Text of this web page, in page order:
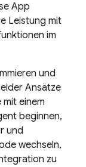
App
Leistung mit
im
und
Ansätze
mit einem
beginnen,
und
wechseln,
zu